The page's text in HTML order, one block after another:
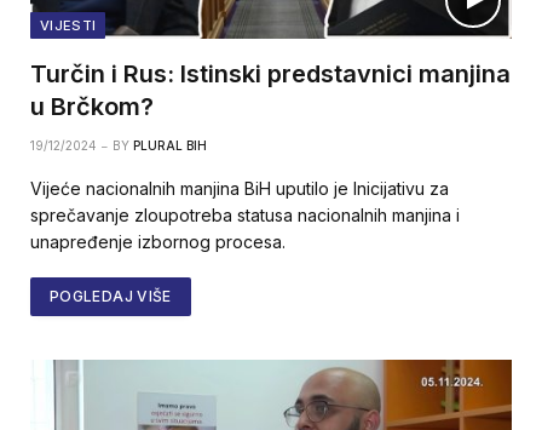
VIJESTI
Turčin i Rus: Istinski predstavnici manjina
u Brčkom?
19/12/2024 BY PLURAL BIH
Vijeće nacionalnih manjina BiH uputilo je Inicijativu za
sprečavanje zloupotreba statusa nacionalnih manjina i
unapređenje izbornog procesa.
POGLEDAJ VIŠE